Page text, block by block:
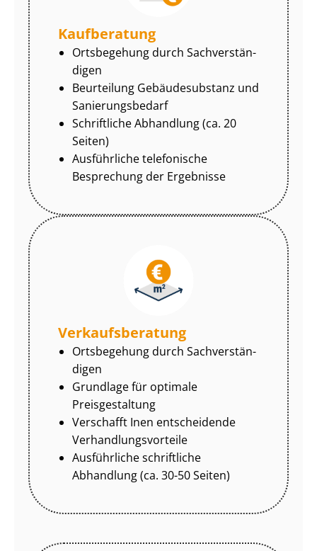
Kaufberatung
Ortsbegehung durch Sach­ver­stän­
di­gen
Beurteilung Gebäudesubstanz und
Sa­nie­rungs­be­darf
Schriftliche Abhandlung (ca. 20
Seiten)
Ausführliche telefonische
Besprechung der Ergebnisse
Ver­kaufs­be­ra­tung
Ortsbegehung durch Sach­ver­stän­
di­gen
Grundlage für optimale
Preisgestaltung
Verschafft Inen entscheidende
Ver­hand­lungs­vor­tei­le
Ausführliche schriftliche
Abhandlung (ca. 30-50 Seiten)